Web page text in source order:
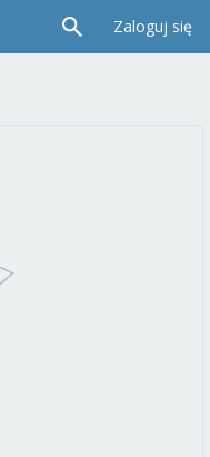
Zaloguj się